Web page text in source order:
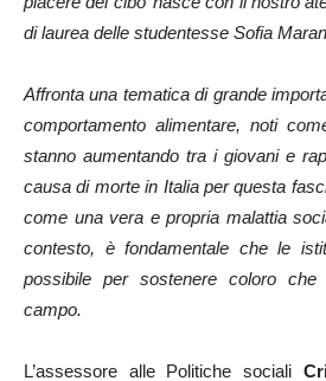
di laurea delle studentesse Sofia
Affronta una tematica di grande
comportamento alimentare, noti
stanno aumentando tra i giovani e
causa di morte in Italia per questa
come una vera e propria malattia
contesto, è fondamentale che le
possibile per sostenere coloro
campo.
L’assessore alle Politiche sociali